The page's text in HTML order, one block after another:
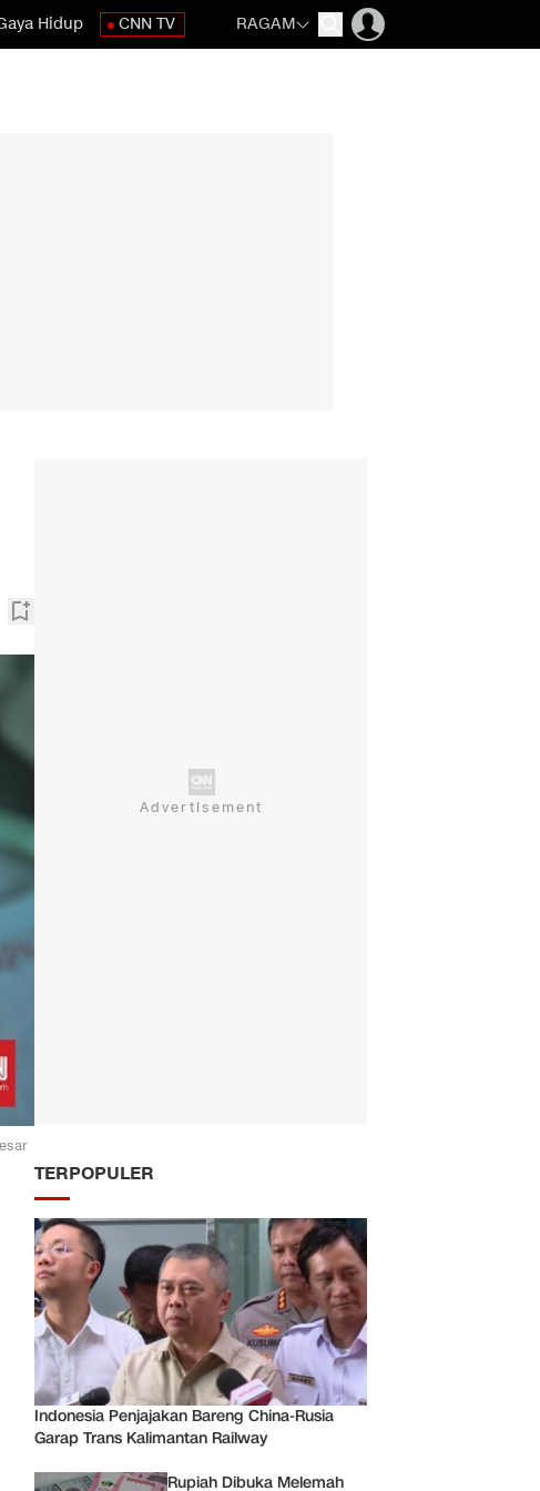
Hidup CNN TV RAGAM
TERPOPULER
Indonesia Penjajakan Bareng China-Rusia
Garap Trans Kalimantan Railway
Rupiah Dibuka Melemah